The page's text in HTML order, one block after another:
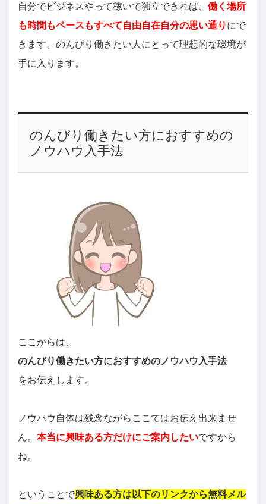
自分でビジネスやって稼いで独立できれば、 働く場所
も時間もペースもすべて自由自在自分の思い通り にで
きます。のんびり働きたい人にとって理想的な環境が
手に入ります。
のんびり働きたい方におすすめの
ノウハウ入手法
ここからは、
のんびり働きたい方におすすめのノウハウ入手法
をお伝えします。
ノウハウ自体は残念ながらここではお伝え出来ませ
ん。 本当に興味ある方だけにご案内したいですから
ね。
ということで興味ある方は以下のリンクから無料メル